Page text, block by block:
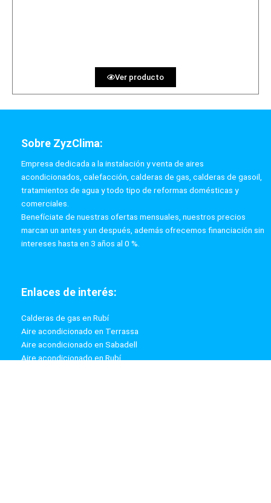
Ver producto
Sobre ZyzClima:
Empresa dedicada a la instalación y venta de aires
acondicionados, calefacción, calderas de gas, calderas de gasoil,
tratamientos de agua y todo tipo de reformas domésticas y
comerciales.
Benefíciate de nuestras ofertas mensuales, nuestros precios
marcan un antes y un después, además ofrecemos financiación sin
intereses hasta en 3 años al 0 %.
Enlaces de interés:
Calderas de gas en Rubí
Aire acondicionado en Terrassa
Aire acondicionado en Sabadell
Aire acondicionado en Rubí